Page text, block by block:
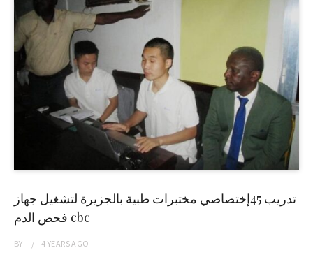
تدريب 45إختصاصي مختبرات طبية بالجزيرة لتشغيل جهاز
فحص الدم cbc
BY 4 YEARSAGO